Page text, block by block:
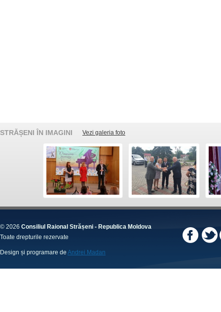
STRĂȘENI ÎN IMAGINI Vezi galeria foto
© 2026 Consiliul Raional Strășeni - Republica Moldova
Toate drepturile rezervate
Design și programare de Andrei Madan